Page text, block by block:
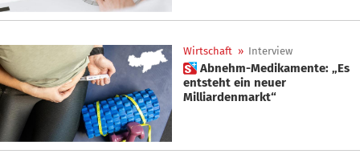
Wirtschaft » Interview
 Abnehm-Medikamente: „Es
entsteht ein neuer
Milliardenmarkt“